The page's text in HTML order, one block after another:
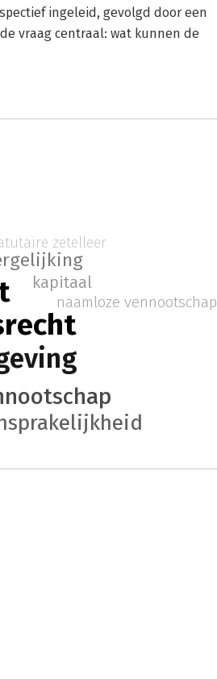
ingeleid, gevolgd door een
vraag centraal: wat kunnen de
kapitaal
naamloze vennootschap
zetelleer